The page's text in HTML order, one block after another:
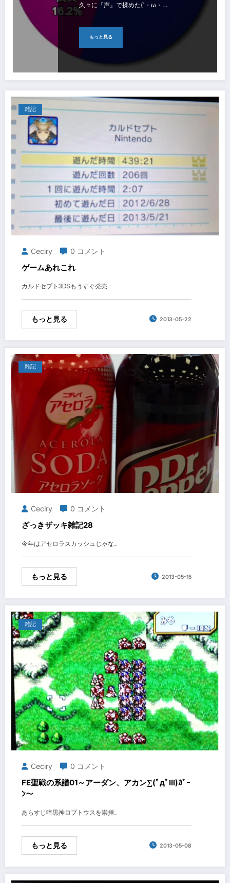
久々に『声』で揉めた(´・ω・…
もっと見る
雑記
Ceciry 0 コメント
ゲームあれこれ
カルドセプト3DSもうすぐ発売…
もっと見る 2013-05-22
雑記
Ceciry 0 コメント
ざっきザッキ雑記28
今年はアセロラスカッシュじゃな…
もっと見る 2013-05-15
雑記
Ceciry 0 コメント
FE聖戦の系譜01～アーダン、アカン∑(ﾟдﾟlll)ｶﾞｰ
ﾝ～
あらすじ暗黒神ロプトウスを崇拝…
もっと見る 2013-05-08